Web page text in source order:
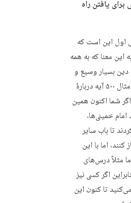
یافتن راه
اول این است که
معنا که به همه
دین بسیار وسیع و
گسترده‌تر از مسائل فقهی است؛ اگر ما آیات قرآنی را در نظر بگیریم، به‌طور مثال ۵۰۰ آیه‌ دربارۀ
شما اکنون همین
خمینی‌ها،
تا باب سایر
اما با این
مثلاً درس‌های
اگر کسی نیز
تا کنون این